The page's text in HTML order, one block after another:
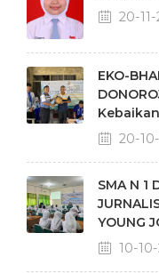
20-
EKO-
Kebaikan
20-
SMA N 1
YOUNG
10-